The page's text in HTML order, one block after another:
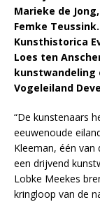
Marieke de
Femke
Kunsthistorica
Loes ten
kunstwandeling
Vogeleiland
“De kunstenaars
eeuwenoude
Kleeman, één van
een drijvend
Lobke Meekes
kringloop van de